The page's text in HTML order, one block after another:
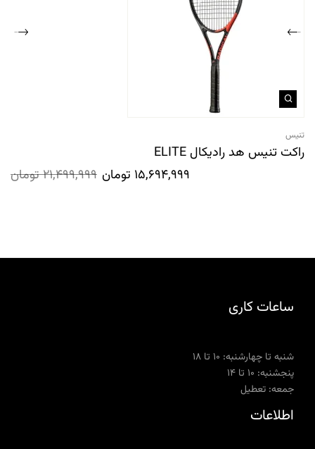
تنیس
راکت تنیس هد رادیکال ELITE
21,499,999تومان 15,694,999 تومان
ساعات کاری
شنبه تا چهارشنبه: ۱۰ تا ۱۸
پنجشنبه: ۱۰ تا ۱۴
جمعه: تعطیل
اطلاعات